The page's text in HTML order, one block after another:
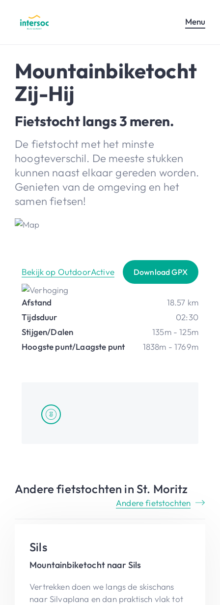
Menu
Mountainbiketocht
Zij-Hij
Fietstocht langs 3 meren.
De fietstocht met het minste
hoogteverschil. De meeste stukken
kunnen naast elkaar gereden worden.
Genieten van de omgeving en het
samen fietsen!
Bekijk op OutdoorActive Download GPX
Afstand
18.57 km
Tijdsduur
02:30
Stijgen/Dalen
135m - 125m
Hoogste punt/Laagste punt
1838m - 1769m
Andere fietstochten in St. Moritz
Andere fietstochten
Sils
Mountainbiketocht naar Sils
Vertrekken doen we langs de skischans
naar Silvaplana en dan praktisch vlak tot